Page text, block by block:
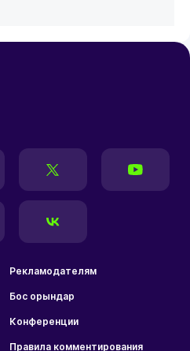
Рекламодателям
Бос орындар
Конференции
Правила комментирования